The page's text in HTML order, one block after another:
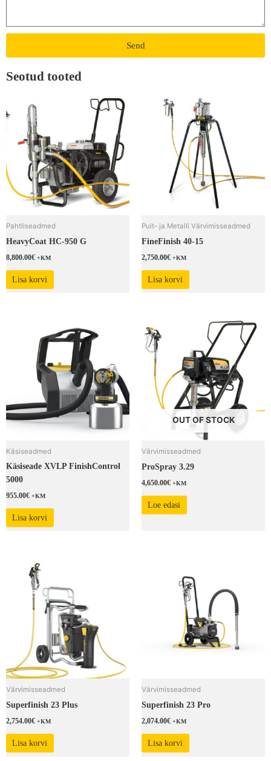
Send
Seotud tooted
Pahtliseadmed
HeavyCoat HC-950 G
8,800.00€ +KM
Lisa korvi
Puit- ja Metalli Värvimisseadmed
FineFinish 40-15
2,750.00€ +KM
Lisa korvi
Käsiseadmed
Käsiseade XVLP FinishControl
5000
955.00€ +KM
Lisa korvi
OUT OF STOCK
Värvimisseadmed
ProSpray 3.29
4,650.00€ +KM
Loe edasi
Värvimisseadmed
Superfinish 23 Plus
2,754.00€ +KM
Lisa korvi
Värvimisseadmed
Superfinish 23 Pro
2,074.00€ +KM
Lisa korvi